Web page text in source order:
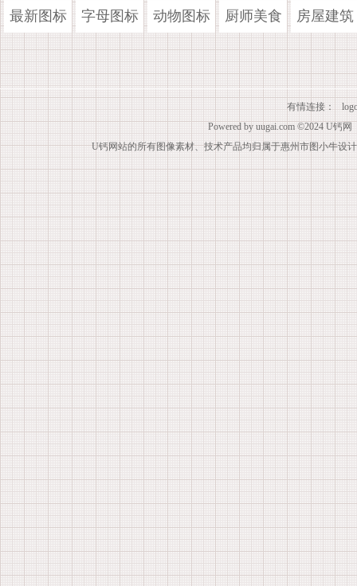
最新图标 字母图标 动物图标 厨师美食 房屋建筑
有情连接：
Powered by uugai.com ©2024 U钙网
U钙网站的所有图像素材、技术产品均归属于惠州市图小牛设